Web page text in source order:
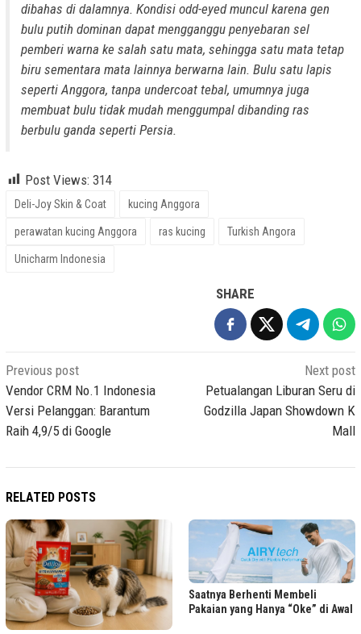
dibahas di dalamnya. Kondisi odd-eyed muncul karena gen
bulu putih dominan dapat mengganggu penyebaran sel
pemberi warna ke salah satu mata, sehingga satu mata tetap
biru sementara mata lainnya berwarna lain. Bulu satu lapis
seperti Anggora, tanpa undercoat tebal, umumnya juga
membuat bulu tidak mudah menggumpal dibanding ras
berbulu ganda seperti Persia.
Post Views: 314
Deli-Joy Skin & Coat kucing Anggora
perawatan kucing Anggora ras kucing Turkish Angora
Unicharm Indonesia
SHARE
Post
navigation
Previous post
Vendor CRM No.1 Indonesia
Versi Pelanggan: Barantum
Raih 4,9/5 di Google
Next post
Petualangan Liburan Seru di
Godzilla Japan Showdown K
Mall
RELATED POSTS
Saatnya Berhenti Membeli
Pakaian yang Hanya “Oke” di Awal